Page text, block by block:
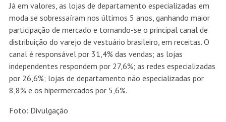
Já em valores, as lojas de departamento especializadas em
moda se sobressaíram nos últimos 5 anos, ganhando maior
participação de mercado e tornando-se o principal canal de
distribuição do varejo de vestuário brasileiro, em receitas. O
canal é responsável por 31,4% das vendas; as lojas
independentes respondem por 27,6%; as redes especializadas
por 26,6%; lojas de departamento não especializadas por
8,8% e os hipermercados por 5,6%.
Foto: Divulgação